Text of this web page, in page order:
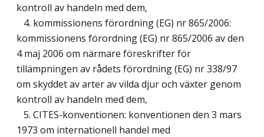
kontroll av handeln med dem,
4. kommissionens förordning (EG) nr 865/2006:
kommissionens förordning (EG) nr 865/2006 av den
4 maj 2006 om närmare föreskrifter för
tillämpningen av rådets förordning (EG) nr 338/97
om skyddet av arter av vilda djur och växter genom
kontroll av handeln med dem,
5. CITES-konventionen: konventionen den 3 mars
1973 om internationell handel med